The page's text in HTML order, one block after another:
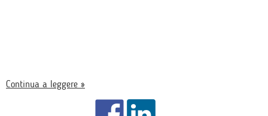
Continua a leggere »